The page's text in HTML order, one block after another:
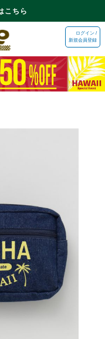
こちら
ログイン /
新規会員登録